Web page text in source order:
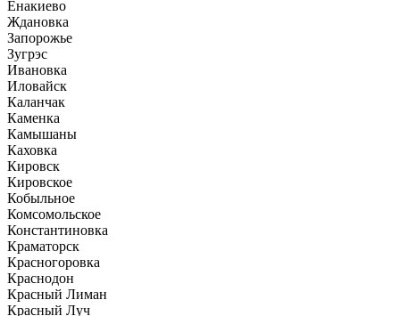
Енакиево
Ждановка
Запорожье
Зугрэс
Ивановка
Иловайск
Каланчак
Каменка
Камышаны
Каховка
Кировск
Кировское
Кобыльное
Комсомольское
Константиновка
Краматорск
Красногоровка
Краснодон
Красный Лиман
Красный Луч